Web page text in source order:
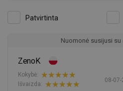
Patvirtinta
Nuomonė susijusi
ZenoK
08-07-
Kokybė:
Išvaizda: